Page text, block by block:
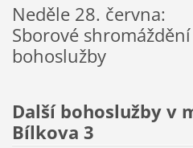
Neděle 28. června:
Sborové
bohoslužby
Další bohoslužby v
Bílkova 3